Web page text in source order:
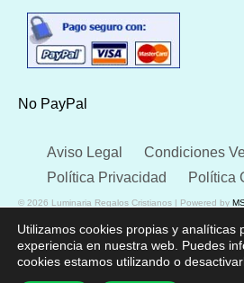
No PayPal
Aviso Legal
Condiciones
Política Privacidad
Política
© 2026 Luminaria Regalos Cristianos | Powered by
Utilizamos cookies propias y analíticas
experiencia en nuestra web. Puedes
cookies estamos utilizando o